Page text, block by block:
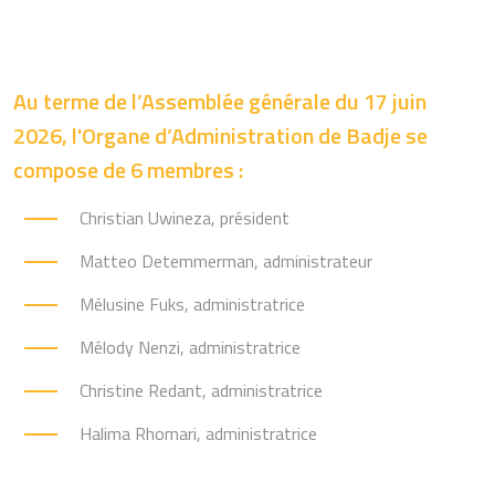
Au terme de l’Assemblée générale du 17 juin
2026, l'Organe d’Administration de Badje se
compose de 6 membres :
Christian Uwineza, président
Matteo Detemmerman, administrateur
Mélusine Fuks, administratrice
Mélody Nenzi, administratrice
Christine Redant, administratrice
Halima Rhomari, administratrice